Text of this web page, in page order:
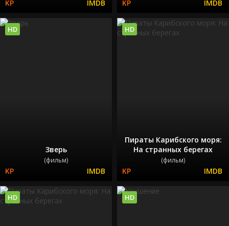
Зверь
(фильм)
HD
Пираты Карибского моря:
На странных берегах
(фильм)
HD
HD HD